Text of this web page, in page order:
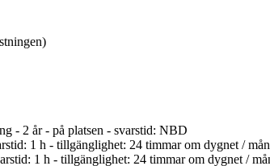
- 2 år - på platsen - svarstid: NBD
1 h - tillgänglighet: 24 timmar om dygnet /
1 h - tillgänglighet: 24 timmar om dygnet /